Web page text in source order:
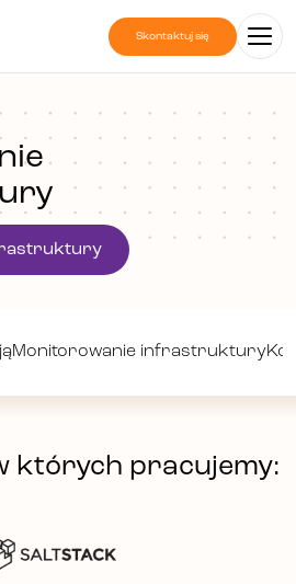
Skontaktuj się
Monitorowanie infrastruktury
których pracujemy: